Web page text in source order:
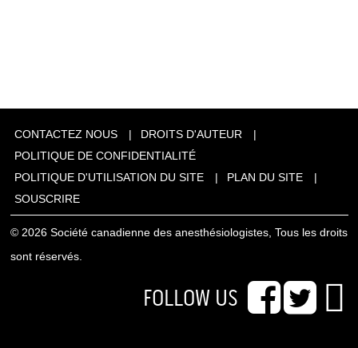
CONTACTEZ NOUS
DROITS D'AUTEUR
POLITIQUE DE CONFIDENTIALITÉ
POLITIQUE D'UTILISATION DU SITE
PLAN DU SITE
SOUSCRIRE
© 2026 Société canadienne des anesthésiologistes, Tous les droits
sont réservés.
FOLLOW US